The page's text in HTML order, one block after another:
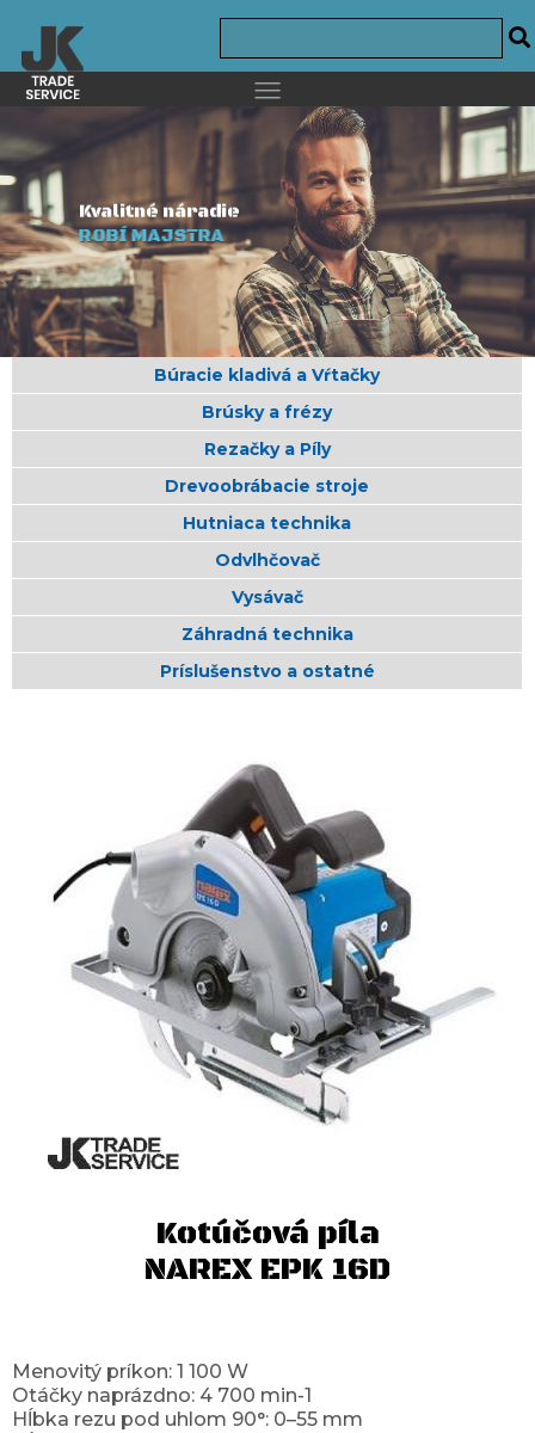
Kvalitné náradie
ROBÍ MAJSTRA
Búracie kladivá a Vŕtačky
Brúsky a frézy
Rezačky a Píly
Drevoobrábacie stroje
Hutniaca technika
Odvlhčovač
Vysávač
Záhradná technika
Príslušenstvo a ostatné
Kotúčová píla
NAREX EPK 16D
Menovitý príkon: 1 100 W
Otáčky naprázdno: 4 700 min-1
Hĺbka rezu pod uhlom 90°: 0–55 mm